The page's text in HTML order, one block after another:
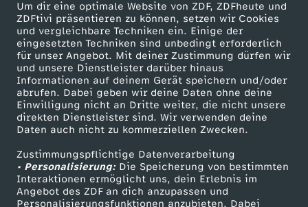
Um dir eine optimale Website von ZDF, ZDFheute und
ZDFtivi präsentieren zu können, setzen wir Cookies
und vergleichbare Techniken ein. Einige der
eingesetzten Techniken sind unbedingt erforderlich
für unser Angebot. Mit deiner Zustimmung dürfen wir
und unsere Dienstleister darüber hinaus
Informationen auf deinem Gerät speichern und/oder
abrufen. Dabei geben wir deine Daten ohne deine
Einwilligung nicht an Dritte weiter, die nicht unsere
direkten Dienstleister sind. Wir verwenden deine
Daten auch nicht zu kommerziellen Zwecken.
Zustimmungspflichtige Datenverarbeitung
• Personalisierung:Die Speicherung von bestimmten
Interaktionen ermöglicht uns, dein Erlebnis im
Angebot des ZDF an dich anzupassen und
Personalisierungsfunktionen anzubieten. Dabei
E
R
1
.
S
O
Mehr ZDF
ZDF-Apps
Smart TV
ZDFtext
Livestreams
Sendungen A-Z
TV-Programm
Service
ZDFmitreden
Kontakt zum ZDF
Tickets
Zuschauerservice
Hilfe